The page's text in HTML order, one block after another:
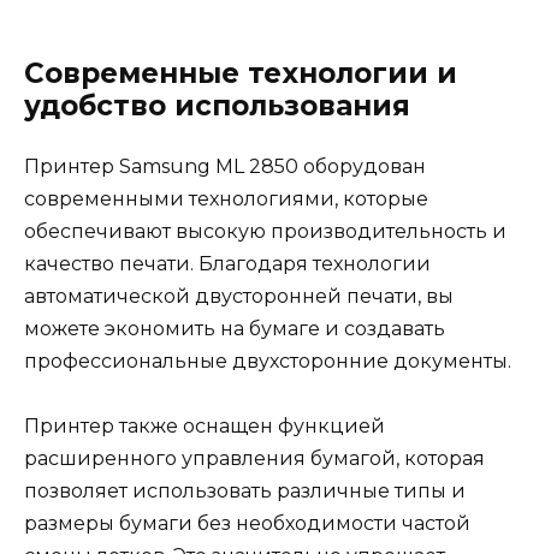
Современные технологии и
удобство использования
Принтер Samsung ML 2850 оборудован
современными технологиями, которые
обеспечивают высокую производительность и
качество печати. Благодаря технологии
автоматической двусторонней печати, вы
можете экономить на бумаге и создавать
профессиональные двухсторонние документы.
Принтер также оснащен функцией
расширенного управления бумагой, которая
позволяет использовать различные типы и
размеры бумаги без необходимости частой